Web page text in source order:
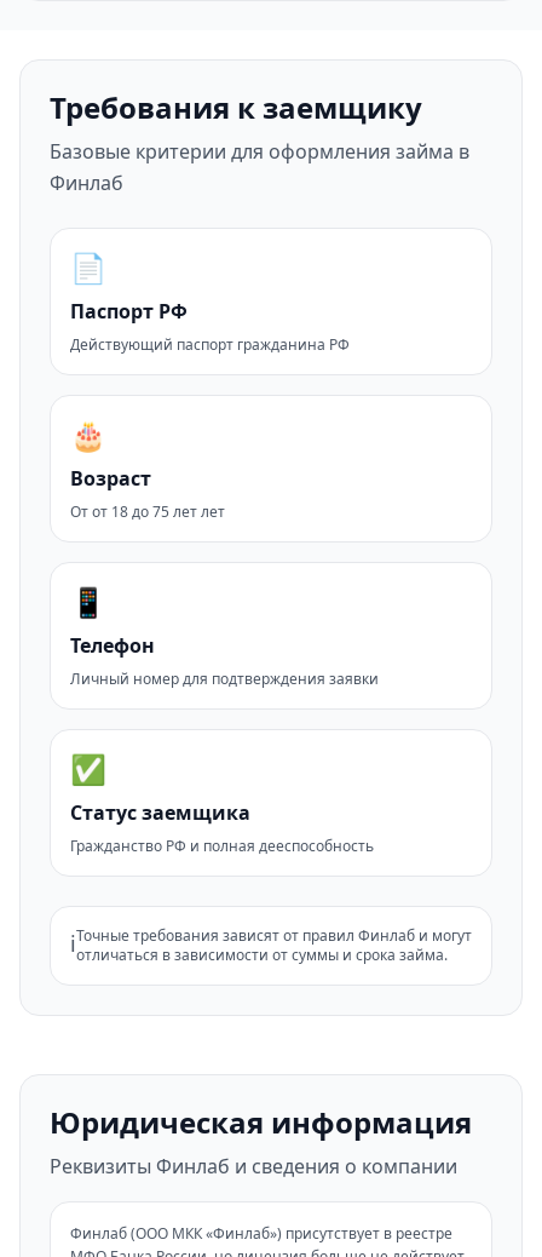
Требования к заемщику
Базовые критерии для оформления займа в
Финлаб
📄
Паспорт РФ
Действующий паспорт гражданина РФ
🎂
Возраст
От от 18 до 75 лет лет
📱
Телефон
Личный номер для подтверждения заявки
✅
Статус заемщика
Гражданство РФ и полная дееспособность
ℹ️Точные требования зависят от правил Финлаб и могут
отличаться в зависимости от суммы и срока займа.
Юридическая информация
Реквизиты Финлаб и сведения о компании
Финлаб (ООО МКК «Финлаб») присутствует в реестре